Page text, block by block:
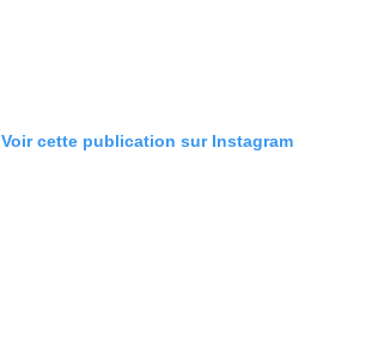
Voir cette publication sur Instagram